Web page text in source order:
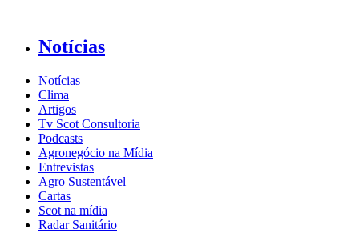
Notícias
Notícias
Clima
Artigos
Tv Scot Consultoria
Podcasts
Agronegócio na Mídia
Entrevistas
Agro Sustentável
Cartas
Scot na mídia
Radar Sanitário